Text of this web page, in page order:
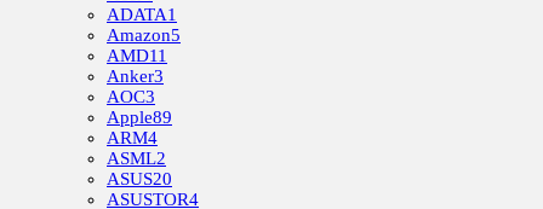
ADATA1
Amazon5
AMD11
Anker3
AOC3
Apple89
ARM4
ASML2
ASUS20
ASUSTOR4